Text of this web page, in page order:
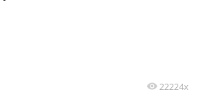
22224x